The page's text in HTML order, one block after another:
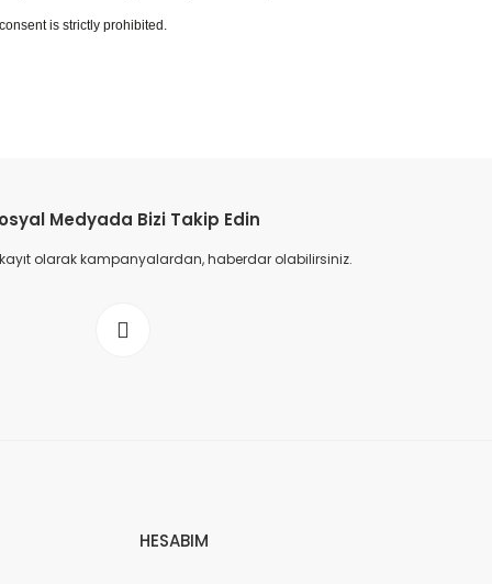
is strictly prohibited.
Medyada Bizi Takip Edin
olarak kampanyalardan, haberdar olabilirsiniz.
HESABIM